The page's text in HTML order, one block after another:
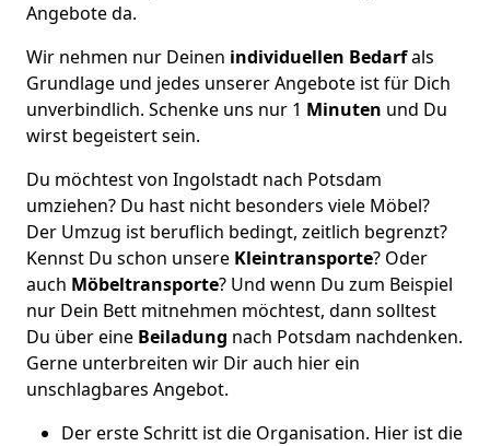
Angebote da.
Wir nehmen nur Deinen individuellen Bedarfals
Grundlage und jedes unserer Angebote ist für Dich
unverbindlich. Schenke uns nur 1 Minuten und Du
wirst begeistert sein.
Du möchtest von Ingolstadt nach Potsdam
umziehen? Du hast nicht besonders viele Möbel?
Der Umzug ist beruflich bedingt, zeitlich begrenzt?
Kennst Du schon unsere Kleintransporte? Oder
auch Möbeltransporte? Und wenn Du zum Beispiel
nur Dein Bett mitnehmen möchtest, dann solltest
Du über eine Beiladung nach Potsdam nachdenken.
Gerne unterbreiten wir Dir auch hier ein
unschlagbares Angebot.
Der erste Schritt ist die Organisation. Hier ist die